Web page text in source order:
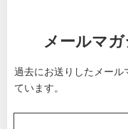
メールマ
過去にお送りしたメール
ています。